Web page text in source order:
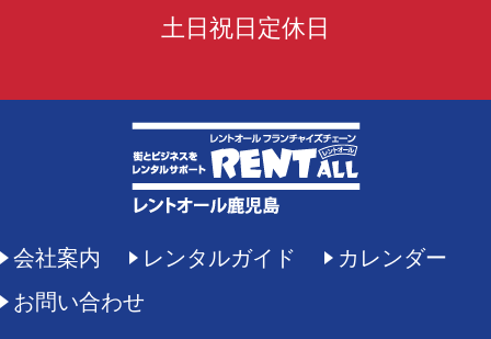
土日祝日定休日
会社案内 レンタルガイド
カレンダー
お問い合わせ